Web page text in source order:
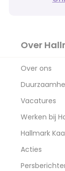
Over
Over ons
Vacatures
Werken bij
Hallmark
Acties